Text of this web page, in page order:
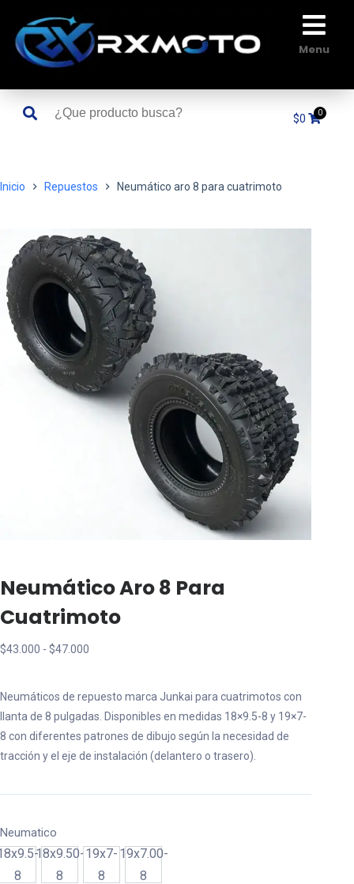
contenido
Menu
$0
Inicio Repuestos Neumático aro 8 para cuatrimoto
Neumático Aro 8 Para
Cuatrimoto
$43.000 - $47.000
Neumáticos de repuesto marca Junkai para cuatrimotos con
llanta de 8 pulgadas. Disponibles en medidas 18×9.5-8 y 19×7-
8 con diferentes patrones de dibujo según la necesidad de
tracción y el eje de instalación (delantero o trasero).
Neumatico
818x9.5-8
18x9.50-
818x9.50-8
19x7-
819x7-8
19x7.00-
819x7.00-8